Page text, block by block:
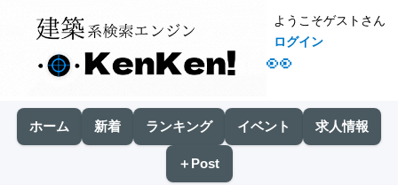
👀
ようこそゲストさん
ログイン
ホーム 新着 ランキング イベント 求人情報
＋Post